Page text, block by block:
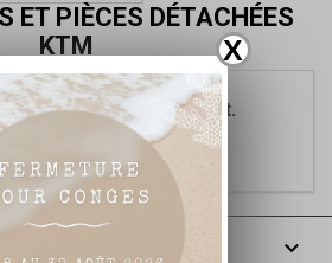
X
ET PIÈCES DÉTACHÉES
KTM
pour le désagrément.
